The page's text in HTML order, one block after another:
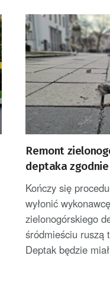
Remont
deptaka
Kończy się
wyłonić
zielonogórskiego
śródmieściu ruszą
Deptak będzie